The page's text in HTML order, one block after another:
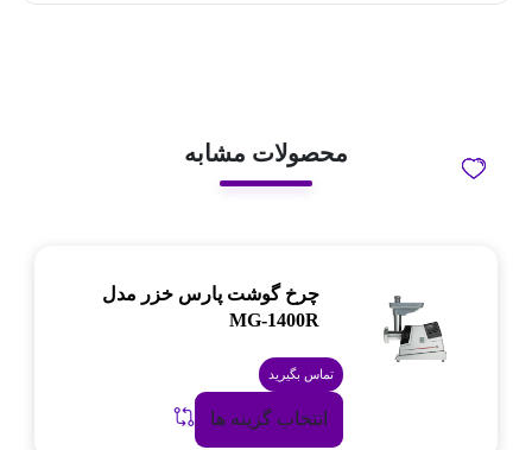
محصولات مشابه
چرخ گوشت پارس خزر مدل
MG-1400R
تماس بگیرید
انتخاب گزینه ها